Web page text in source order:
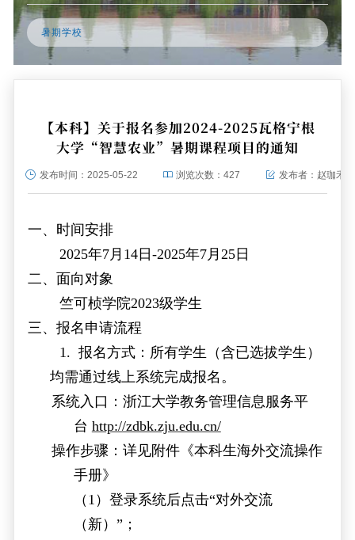
暑期学校
【本科】关于报名参加2024-2025瓦格宁根
大学“智慧农业”暑期课程项目的通知
发布时间： 2025-05-22 浏览次数：427 发布者： 赵珈禾
一、时间安排
2025年7月 14日 -2025年7月 25日
二、面向对象
竺可桢学院2023级学生
三、报名申请流程
1. 报名方式：所有学生（含已选拔学生）
均需通过线上系统完成报名。
系统入口：浙江大学教务管理信息服务平
台 http://zdbk.zju.edu.cn/
操作步骤：详见附件《本科生海外交流操作
手册》
（ 1 ）登录系统后点击“对外交流
（新） ” ；